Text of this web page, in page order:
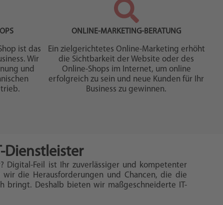
ist das
Wir
und
ONLINE-MARKETING-BERATUNG
Ein zielgerichtetes Online-Marketing erhöht
die Sichtbarkeit der Website oder des
Online-Shops im Internet, um online
erfolgreich zu sein und neue Kunden für Ihr
Business zu gewinnen.
Dienstleister
Digital-Feil ist Ihr zuverlässiger und kompetenter
wir die Herausforderungen und Chancen, die die
bringt. Deshalb bieten wir maßgeschneiderte IT-